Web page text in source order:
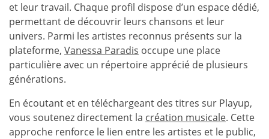
et leur travail. Chaque profil dispose d’un espace dédié,
permettant de découvrir leurs chansons et leur
univers. Parmi les artistes reconnus présents sur la
plateforme, Vanessa Paradis occupe une place
particulière avec un répertoire apprécié de plusieurs
générations.
En écoutant et en téléchargeant des titres sur Playup,
vous soutenez directement la création musicale. Cette
approche renforce le lien entre les artistes et le public,